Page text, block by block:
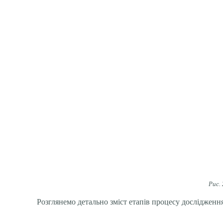
Рис.
Розглянемо детально зміст етапів процесу